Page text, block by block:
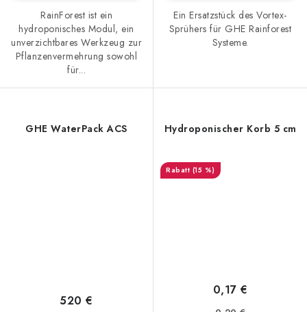
RainForest ist ein
hydroponisches Modul, ein
unverzichtbares Werkzeug zur
Pflanzenvermehrung sowohl
für...
Ein Ersatzstück des Vortex-
Sprühers für GHE Rainforest
Systeme.
GHE WaterPack ACS
520 €
Hydroponischer Korb 5 cm
(15 %)
0,17 €